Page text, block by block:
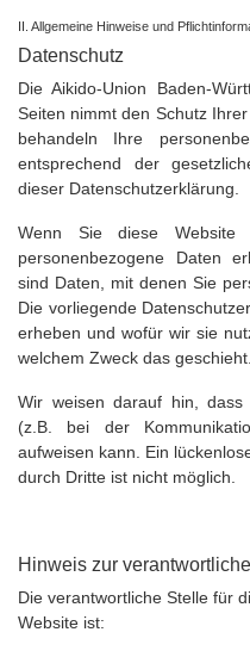
II. Allgemeine Hinweise und
Datenschutz
Die Aikido-Union Baden-
Seiten nimmt den Schutz
behandeln Ihre
entsprechend der
dieser Datenschutzerklärung.
Wenn Sie diese Website
personenbezogene Daten
sind Daten, mit denen Sie
Die vorliegende
erheben und wofür wir sie
welchem Zweck das geschieht.
Wir weisen darauf hin,
(z.B. bei der
aufweisen kann. Ein
durch Dritte ist nicht möglich.
Hinweis zur
Die verantwortliche Stelle für
Website ist: